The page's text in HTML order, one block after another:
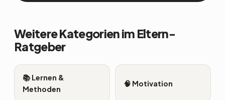
Weitere Kategorien im Eltern-
Ratgeber
📚 Lernen &
Methoden
🧠 Motivation